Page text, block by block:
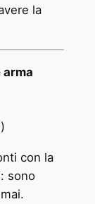
la
arma
con la
sono